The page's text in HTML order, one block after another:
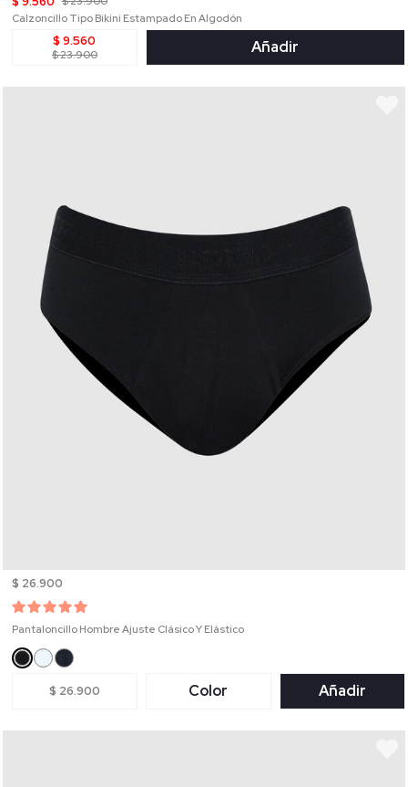
Calzoncillo Tipo Bikini Estampado En Algodón
$ 9.560
$ 23.900 Añadir
$ 26.900
Pantaloncillo Hombre Ajuste Clásico Y Elástico
$ 26.900 Color Añadir